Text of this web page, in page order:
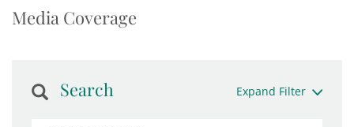
Media Coverage
Search Expand Filter